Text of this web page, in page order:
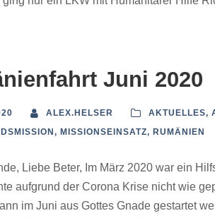
Juni 2020
ALEX.HELSER AKTUELLES,
, MISSIONSEINSATZ, RUMÄNIEN
Liebe Beter, Im März 2020 war ein
aufgrund der Corona Krise nicht wie
im Juni aus Gottes Gnade gestartet